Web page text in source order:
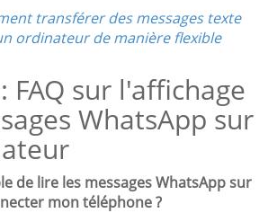
transférer des messages texte
ordinateur de manière flexible
FAQ sur l'affichage
WhatsApp sur
de lire les messages WhatsApp sur
mon téléphone ?